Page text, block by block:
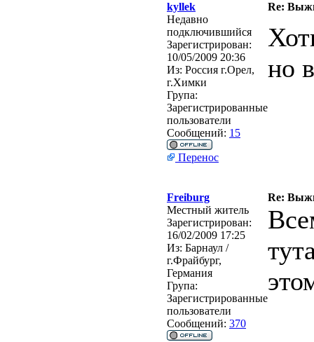
kyllek
Re:
Недавно
подключившийся
Зарегистрирован:
10/05/2009 20:36
Из: Россия г.Орел,
г.Химки
Група:
Зарегистрированные
пользователи
Сообщений: 15
но
Перенос
Freiburg
Re:
Местный житель
Зарегистрирован:
16/02/2009 17:25
Из: Барнаул /
г.Фрайбург,
Германия
Група:
Зарегистрированные
пользователи
Сообщений: 370